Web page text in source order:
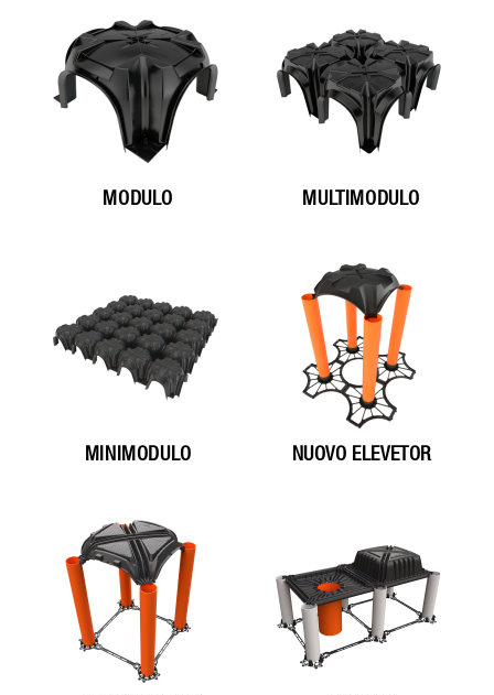
MODULO MULTIMODULO
MINIMODULO NUOVO ELEVETOR